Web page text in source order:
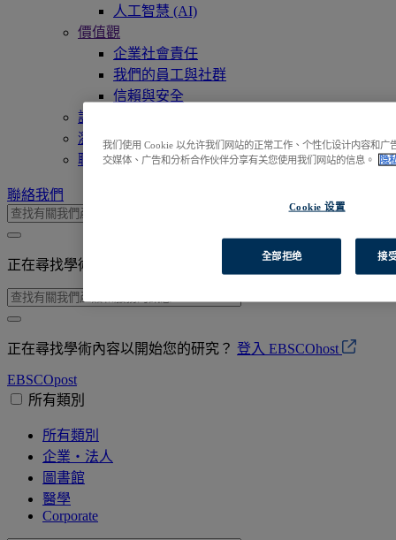
人工智慧 (AI)
價值觀
企業社會責任
我們的員工與社群
信賴與安全
訪問EBSCOhost
瀏覽產品
聯絡我們
聯絡我們
正在尋找學術內容以開始您的研究？ 登入 EBSCOhost
正在尋找學術內容以開始您的研究？ 登入 EBSCOhost
EBSCOpost
所有類別
所有類別
企業・法人
圖書館
醫學
Corporate
我们使用 Cookie 以允许我们网站的正常工作、个性化设计内容和
交媒体、广告和分析合作伙伴分享有关您使用我们网站的信息。
隐
Cookie 设置
全部拒绝 接